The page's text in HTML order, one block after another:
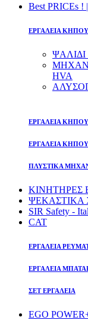
Best PRICEs !
ΕΡΓΑΛΕΙΑ ΚΗΠΟΥ
HVA
ΕΡΓΑΛΕΙΑ ΚΗΠΟΥ
ΕΡΓΑΛΕΙΑ ΚΗΠΟΥ
ΠΛΥΣΤΙΚΑ
ΚΙΝΗΤΗΡΕΣ
ΨΕΚΑΣΤΙΚΑ
SIR Safety -
CAT
ΕΡΓΑΛΕΙΑ
ΕΡΓΑΛΕΙΑ
ΣΕΤ ΕΡΓΑΛΕΙΑ
EGO